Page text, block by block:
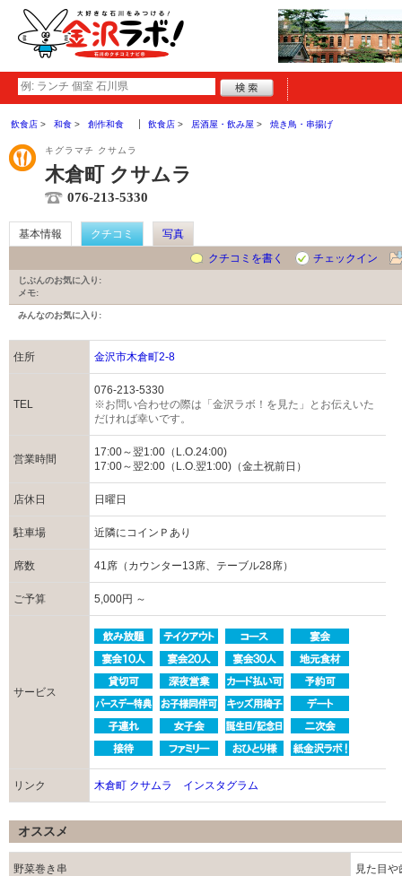
飲食店 和食 創作和食 飲食店 居酒屋・飲み屋 焼き鳥・串揚げ
キグラマチ クサムラ
木倉町 クサムラ
076-213-5330
基本情報 クチコミ
写真
クチコミを書く
チェックイン
じぶんのお気に入り:
メモ:
みんなのお気に入り:
住所 金沢市木倉町2-8
TEL
076-213-5330
※お問い合わせの際は「金沢ラボ！を見た」とお伝えいた
だければ幸いです。
営業時間
17:00～翌1:00（L.O.24:00)
17:00～翌2:00（L.O.翌1:00)（金土祝前日）
店休日 日曜日
駐車場 近隣にコインＰあり
席数 41席（カウンター13席、テーブル28席）
ご予算 5,000円 ～
サービス
リンク 木倉町 クサムラ インスタグラム
オススメ
野菜巻き串
見た目